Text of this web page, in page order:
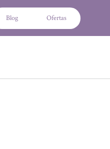
Blog Ofertas